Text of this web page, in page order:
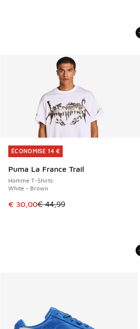
ÉCONOMISE 14 €
Puma La France Trail
Homme T-Shirts
White - Brown
Cet article est en promotion. Prix
€ 30,00€ 44,99
ÉCONOMISE 14 €